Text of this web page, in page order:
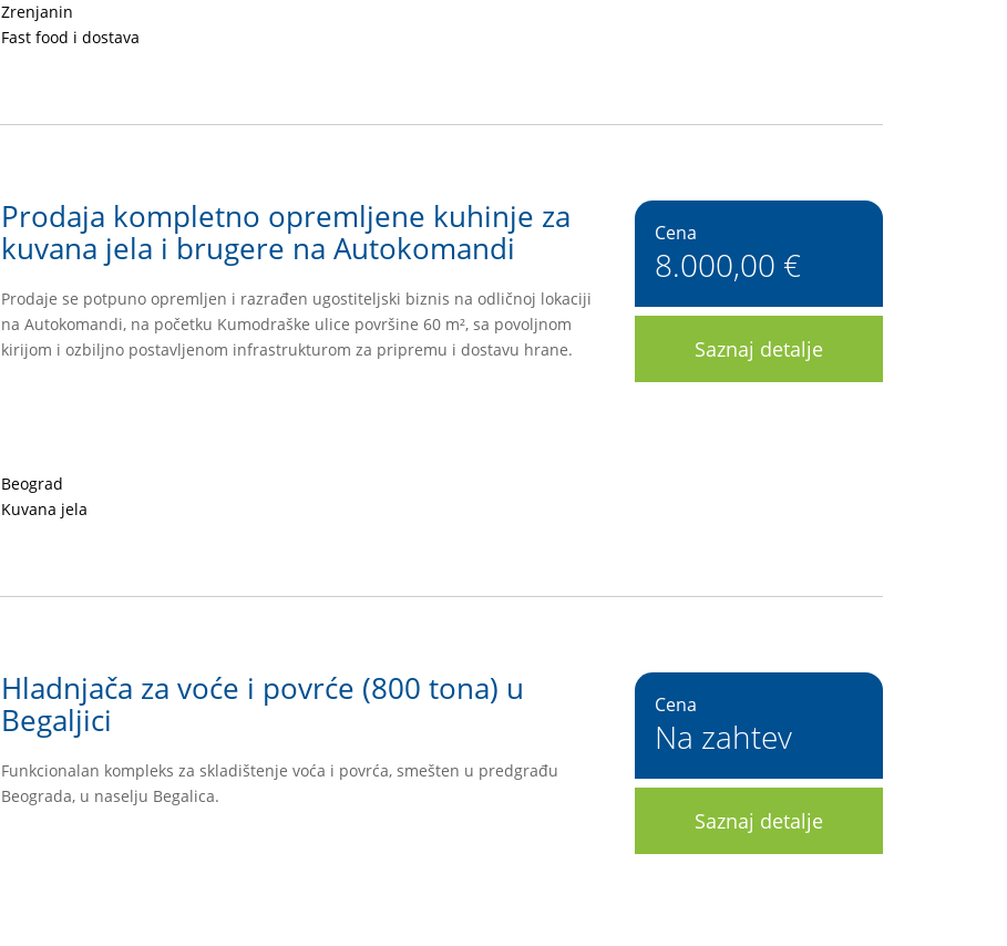
Zrenjanin
Fast food i dostava
Prodaja kompletno opremljene kuhinje za
kuvana jela i brugere na Autokomandi
Prodaje se potpuno opremljen i razrađen ugostiteljski biznis na odličnoj lokaciji
na Autokomandi, na početku Kumodraške ulice površine 60 m², sa povoljnom
kirijom i ozbiljno postavljenom infrastrukturom za pripremu i dostavu hrane.
Beograd
Kuvana jela
Cena
8.000,00 €
Saznaj detalje
Hladnjača za voće i povrće (800 tona) u
Begaljici
Funkcionalan kompleks za skladištenje voća i povrća, smešten u predgrađu
Beograda, u naselju Begalica.
Cena
Na zahtev
Saznaj detalje